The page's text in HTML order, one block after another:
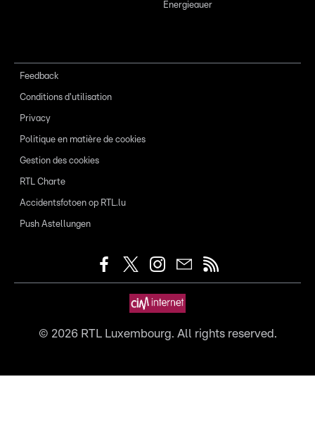
Energieauer
Feedback
Conditions d'utilisation
Privacy
Politique en matière de cookies
Gestion des cookies
RTL Charte
Accidentsfotoen op RTL.lu
Push Astellungen
© 2026RTL Luxembourg. All rights reserved.